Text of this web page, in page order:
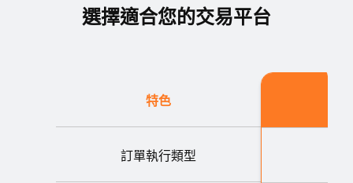
選擇適合您的交易平台
特色
訂單執行類型